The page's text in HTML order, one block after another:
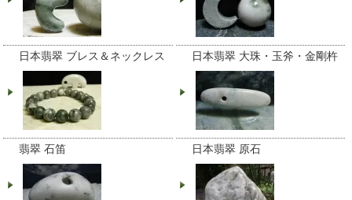
日本翡翠 ブレス＆ネックレス 日本翡翠 大珠・玉斧・金剛杵
翡翠 石笛 日本翡翠 原石